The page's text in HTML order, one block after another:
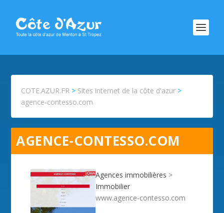
COTE.AZUR.FR > Sites internet de la côte d'azur >
agence-contesso.com
AGENCE-CONTESSO.COM
Agences immobilières >
Immobilier
www.agence-contesso.com